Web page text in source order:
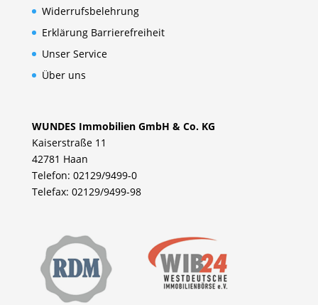
Widerrufsbelehrung
Erklärung Barrierefreiheit
Unser Service
Über uns
WUNDES Immobilien GmbH & Co. KG
Kaiserstraße 11
42781 Haan
Telefon: 02129/9499-0
Telefax: 02129/9499-98